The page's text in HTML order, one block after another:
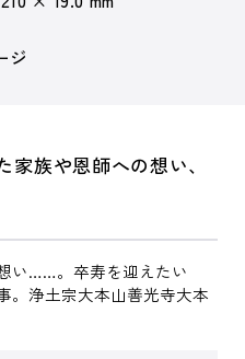
ジ
族や恩師への想い、
い……。卒寿を迎えたい
。浄土宗大本山善光寺大本